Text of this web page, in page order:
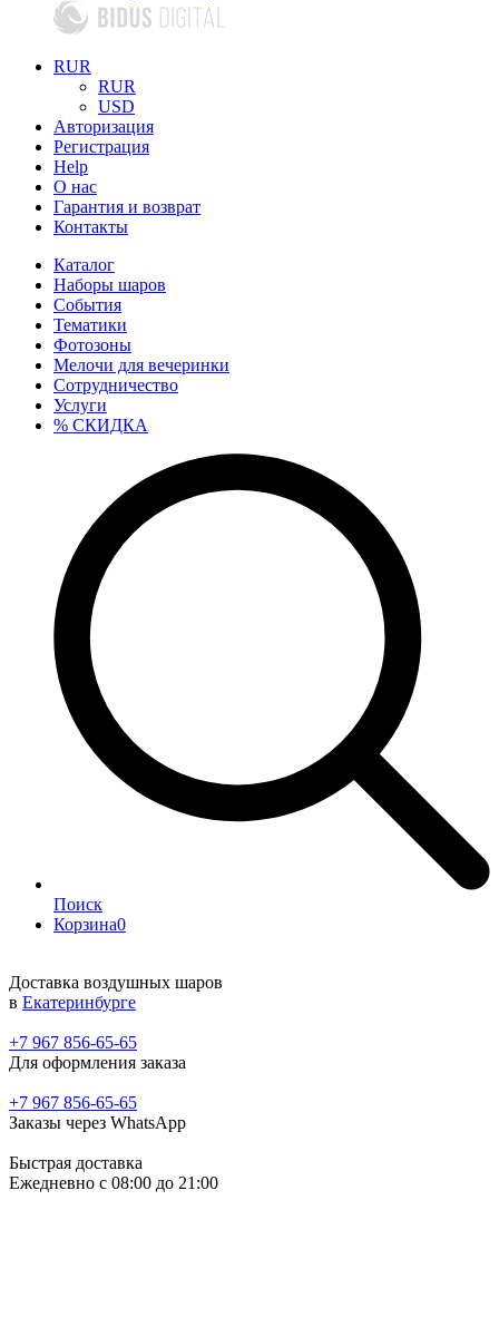
RUR
RUR
USD
Авторизация
Регистрация
Help
О нас
Гарантия и возврат
Контакты
Каталог
Наборы шаров
События
Тематики
Фотозоны
Мелочи для вечеринки
Сотрудничество
Услуги
% СКИДКА
Поиск
Корзина0
Доставка воздушных шаров
в Екатеринбурге
+7 967 856-65-65
Для оформления заказа
+7 967 856-65-65
Заказы через WhatsApp
Быстрая доставка
Ежедневно c 08:00 до 21:00